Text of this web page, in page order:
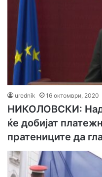
urednik 16 октомври, 2020
НИКОЛОВСКИ: Над
ќе добијат
пратениците да